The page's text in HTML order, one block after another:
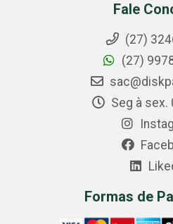
Fale
(27)
(27)
Seg à sex.
Formas de